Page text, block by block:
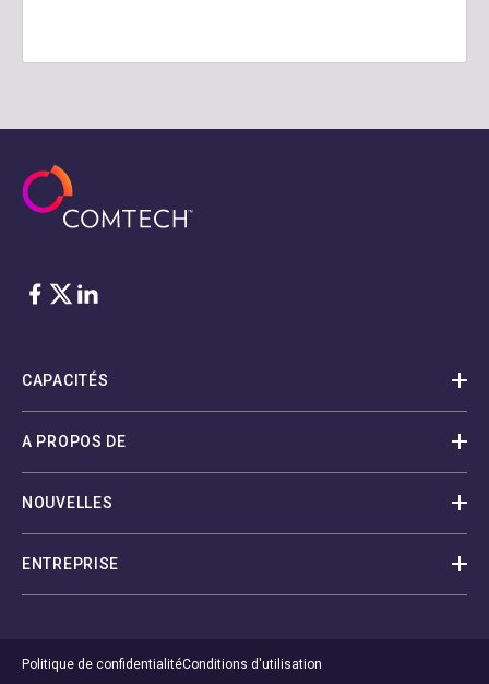
Facebook
Twitter
LinkedIn
CAPACITÉS
A PROPOS DE
NOUVELLES
ENTREPRISE
Politique de confidentialitéConditions d'utilisation